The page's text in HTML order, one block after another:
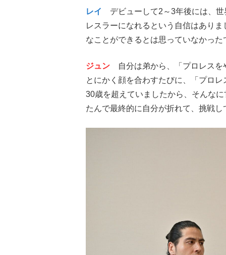
レイ
デビューして2～3年後には、世
レスラーになれるという自信はあり
なことができるとは思っていなかった
ジュン 自分は弟から、「プロレス
とにかく顔を合わすたびに、「プロ
30歳を超えていましたから、そんな
たんで最終的に自分が折れて、挑戦